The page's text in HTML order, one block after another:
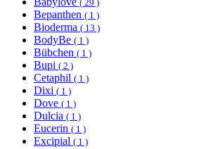
( 29 )
Bepanthen ( 1 )
Bioderma ( 13 )
BodyBe ( 1 )
Bübchen ( 1 )
Bupi ( 2 )
Cetaphil ( 1 )
Dixi ( 1 )
Dove ( 1 )
Dulcia ( 1 )
Eucerin ( 1 )
Excipial ( 1 )